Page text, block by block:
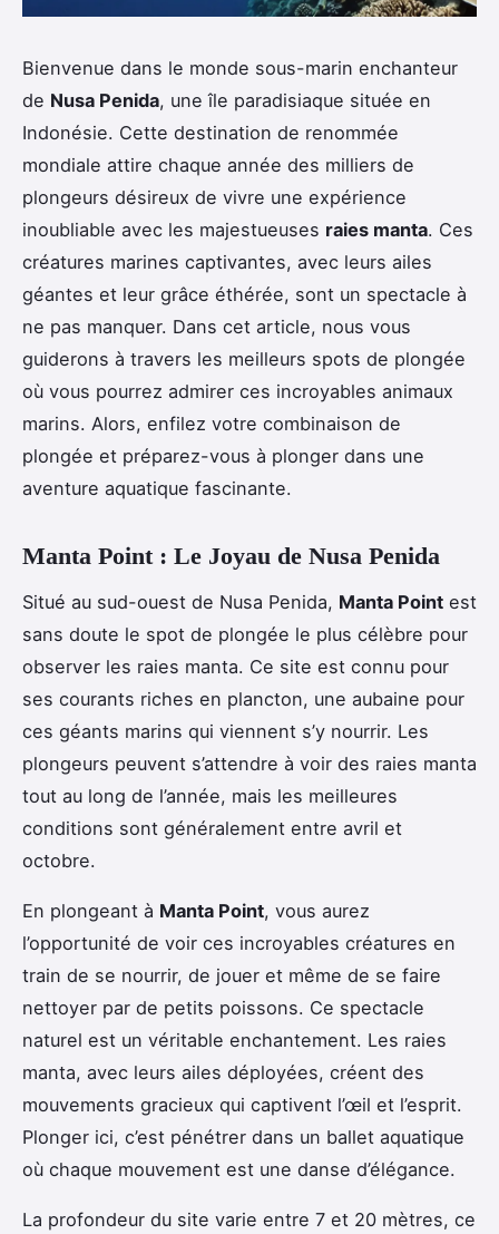
Bienvenue dans le monde sous-marin enchanteur
de Nusa Penida, une île paradisiaque située en
Indonésie. Cette destination de renommée
mondiale attire chaque année des milliers de
plongeurs désireux de vivre une expérience
inoubliable avec les majestueuses raies manta. Ces
créatures marines captivantes, avec leurs ailes
géantes et leur grâce éthérée, sont un spectacle à
ne pas manquer. Dans cet article, nous vous
guiderons à travers les meilleurs spots de plongée
où vous pourrez admirer ces incroyables animaux
marins. Alors, enfilez votre combinaison de
plongée et préparez-vous à plonger dans une
aventure aquatique fascinante.
Manta Point : Le Joyau de Nusa Penida
Situé au sud-ouest de Nusa Penida, Manta Point est
sans doute le spot de plongée le plus célèbre pour
observer les raies manta. Ce site est connu pour
ses courants riches en plancton, une aubaine pour
ces géants marins qui viennent s’y nourrir. Les
plongeurs peuvent s’attendre à voir des raies manta
tout au long de l’année, mais les meilleures
conditions sont généralement entre avril et
octobre.
En plongeant à Manta Point, vous aurez
l’opportunité de voir ces incroyables créatures en
train de se nourrir, de jouer et même de se faire
nettoyer par de petits poissons. Ce spectacle
naturel est un véritable enchantement. Les raies
manta, avec leurs ailes déployées, créent des
mouvements gracieux qui captivent l’œil et l’esprit.
Plonger ici, c’est pénétrer dans un ballet aquatique
où chaque mouvement est une danse d’élégance.
La profondeur du site varie entre 7 et 20 mètres, ce